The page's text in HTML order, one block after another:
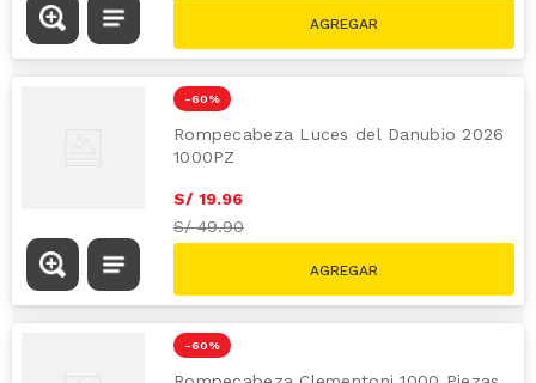
-60 %
Rompecabeza Luces del Danubio 2026
1000PZ
S/ 19.96
S/49.90
-60 %